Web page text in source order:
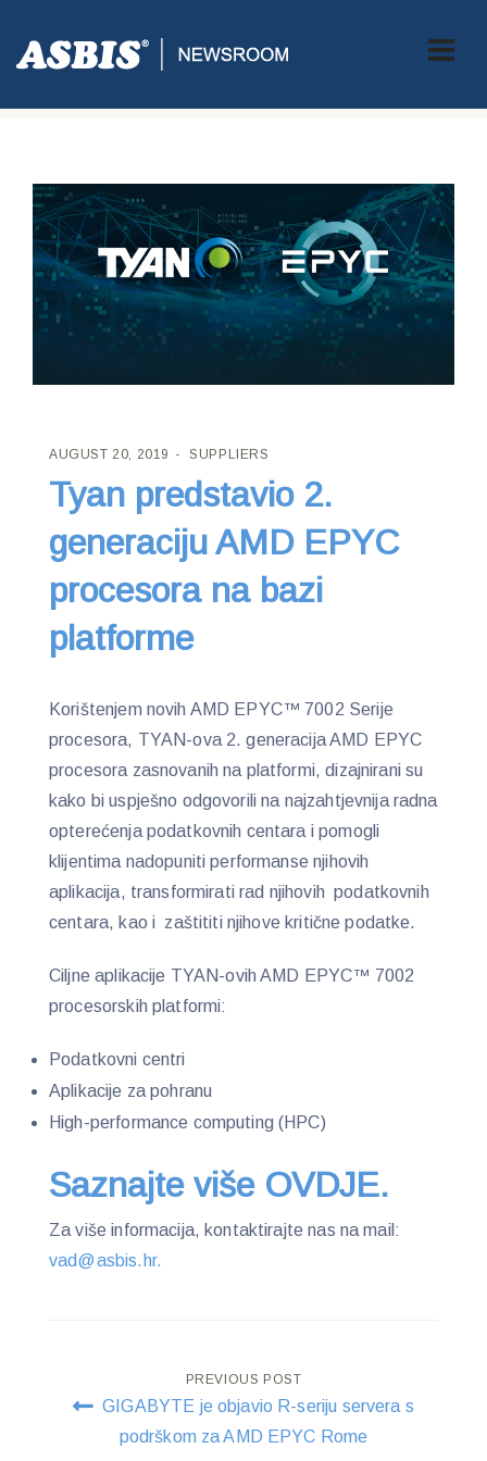
ASBIS CROATIA > SUPPLIERS> TYAN PREDSTAVIO 2.
GENERACIJU AMD EPYC PROCESORA NA BAZI PLATFORME
AUGUST 20, 2019 SUPPLIERS
Tyan predstavio 2.
generaciju AMD EPYC
procesora na bazi
platforme
Korištenjem novih AMD EPYC™ 7002 Serije
procesora, TYAN-ova 2. generacija AMD EPYC
procesora zasnovanih na platformi, dizajnirani su
kako bi uspješno odgovorili na najzahtjevnija radna
opterećenja podatkovnih centara i pomogli
klijentima nadopuniti performanse njihovih
aplikacija, transformirati rad njihovih podatkovnih
centara, kao i zaštititi njihove kritične podatke.
Ciljne aplikacije TYAN-ovih AMD EPYC™ 7002
procesorskih platformi:
Podatkovni centri
Aplikacije za pohranu
High-performance computing (HPC)
Saznajte više OVDJE.
Za više informacija, kontaktirajte nas na mail:
vad@asbis.hr.
Post
navigation
PREVIOUS POST
GIGABYTE je objavio R-seriju servera s
podrškom za AMD EPYC Rome